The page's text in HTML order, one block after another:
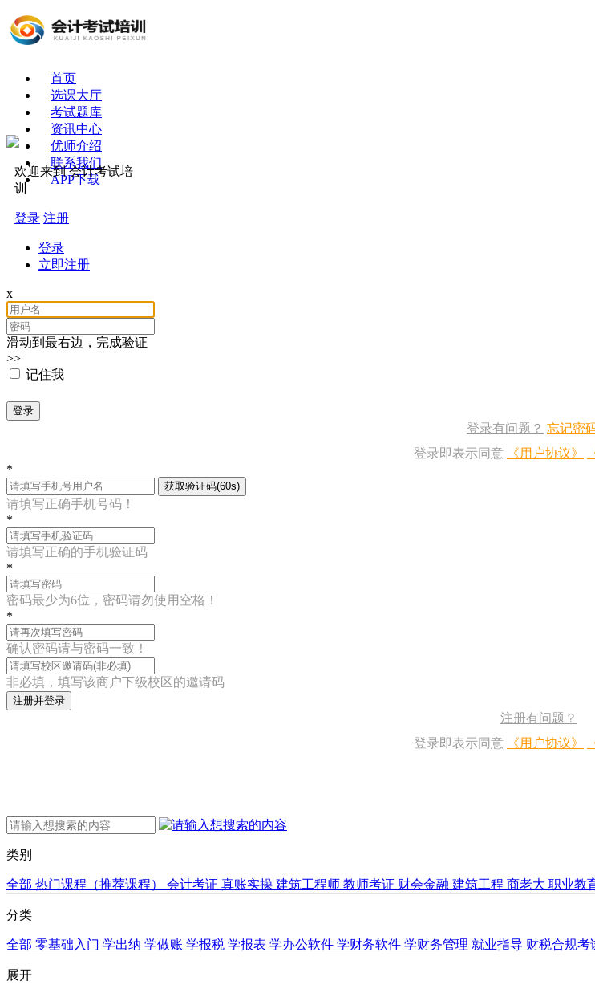
首页
选课大厅
考试题库
资讯中心
优师介绍
联系我们
APP下载
欢迎来到 会计考试培
训
登录 注册
登录
立即注册
x
滑动到最右边，完成验证
>>
记住我
登录
登录有问题？ 忘记密
登录即表示同意
《用户协议》
*
获取验证码(60s)
请填写正确手机号码！
*
请填写正确的手机验证码
*
密码最少为6位，密码请勿使用空格！
*
确认密码请与密码一致！
非必填，填写该商户下级校区的邀请码
注册并登录
注册有问题？
登录即表示同意
《用户协议》
类别
全部 热门课程（推荐课程） 会计考证 真账实操 建筑工程师 教师考证 财会金融 建筑工程 商老大 职业教
分类
全部 零基础入门 学出纳 学做账 学报税 学报表 学办公软件 学财务软件 学财务管理 就业指导 财税合规考
展开